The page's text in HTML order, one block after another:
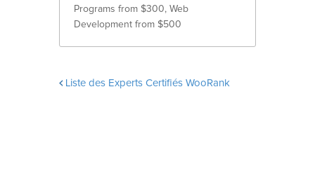
Programs from $300, Web
Development from $500
Liste des Experts Certifiés WooRank